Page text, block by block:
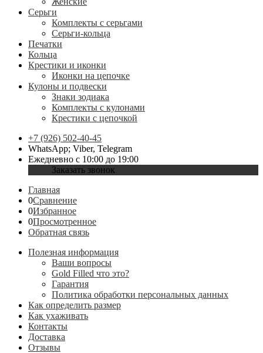
Серьги
Комплекты с серьгами
Серьги-кольца
Печатки
Кольца
Крестики и иконки
Иконки на цепочке
Кулоны и подвески
Знаки зодиака
Комплекты с кулонами
Крестики с цепочкой
+7 (926) 502-40-45
WhatsApp; Viber, Telegram
Ежедневно с 10:00 до 19:00
Заказать звонок
Главная
0Сравнение
0Избранное
0Просмотренное
Обратная связь
Полезная информация
Ваши вопросы
Gold Filled что это?
Гарантия
Политика обработки персональных данных
Как определить размер
Как ухаживать
Контакты
Доставка
Отзывы